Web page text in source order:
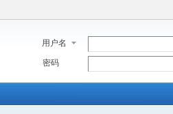
用户名
密码